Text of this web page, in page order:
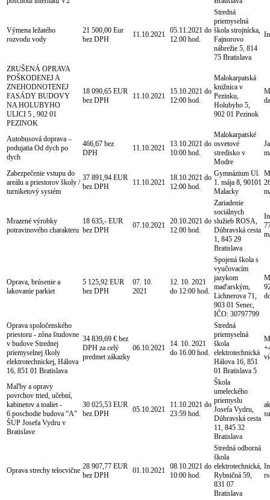
Výmena ležatého
rozvodu vody
21 500,00 Eur
bez DPH
11.10.2021 05.11.2021 do
12.00 hod.
Stredná
priemyselná
škola strojnícka,
Fajnorovo
nábrežie 5, 814
75 Bratislava
ZRUŠENÁ OPRAVA
POŠKODENEJ A
ZNEHODNOTENEJ
FASÁDY BUDOVY
NA HOLUBYHO
ULICI 5 , 902 01
PEZINOK
18 090,65 EUR
bez DPH
11.10.2021
15.10.2021 do
12:00 hod.
Malokarpatská
knižnica v
Pezinku,
Holubyho 5,
902 01 Pezinok
Autobusová doprava –
podujatia Od dych po
dych
466,67 bez
DPH
11.10.2021
13.10.2021 do
10:00 hod.
Malokarpatské
osvetové
stredisko v
Modre
Zabezpečenie vstupu do
areálu a priestorov školy /
turniketový systém
37 891,94 EUR
bez DPH
11.10.2021
18.10.2021 do
12:00 hod.
Gymnázium Ul.
1. mája 8, 90101
Malacky
Mrazené výrobky
potravinového charakteru
18 635,- EUR
bez DPH
07.10.2021 20.10.2021 do
12.00 hod.
Zariadenie
sociálnych
služieb ROSA,
Dúbravská cesta
1, 845 29
Bratislava
Oprava, brúsenie a
lakovanie parkiet
5 125,92 EUR
bez DPH
07. 10.
2021
12. 10. 2021
do 12:00 hod.
Spojená škola s
vyučovacím
jazykom
maďarským,
Lichnerova 71,
903 01 Senec,
IČO: 30797799
Oprava spoločenského
priestoru - zóna študovne
v budove Strednej
priemyselnej školy
elektrotechnickej, Hálova
16, 851 01 Bratislava
34 839,69 € bez
DPH za celý
predmet zákazky
06.10.2021
14. 10. 2021
do 16.00 hod.
Stredná
priemyselná
škola
elektrotechnická
Hálova 16, 851
01 Bratislava 5
Maľby a opravy
povrchov tried, učební,
kabinetov a toaliet -
6.poschodie budova “A”
ŠUP Josefa Vydru v
Bratislave
30 025,53 EUR
bez DPH
05.10.2021
11.10.2021 do
23:59 hod.
Škola
umeleckého
priemyslu
Josefa Vydru,
Dúbravská cesta
11, 845 32
Bratislava
Oprava strechy telocvične 28 907,77 EUR
bez DPH
01.10.2021 08.10.2021 do
10:00 hod.
Stredná odborná
škola
elektrotechnická,
Rybničná 59,
831 07
Bratislava